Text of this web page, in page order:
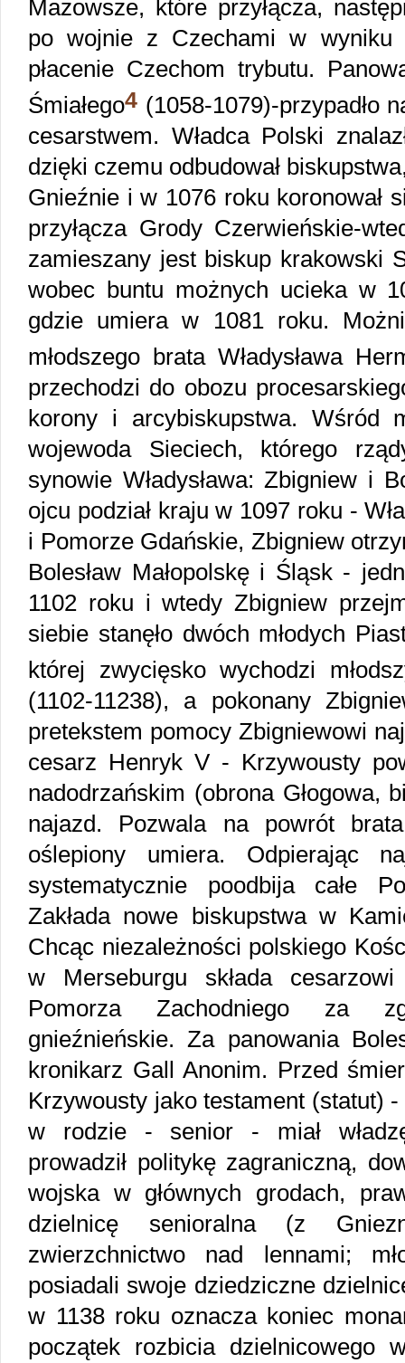
Mazowsze, które przyłącza,
po wojnie z Czechami w wyniku
płacenie Czechom trybutu.
Śmiałego4 (1058-1079)-przypadło
cesarstwem. Władca Polski
dzięki czemu odbudował
Gnieźnie i w 1076 roku koronował
przyłącza Grody Czerwieńskie-
zamieszany jest biskup krakowski
wobec buntu możnych ucieka w
gdzie umiera w 1081 roku.
młodszego brata Władysława
przechodzi do obozu
korony i arcybiskupstwa. Wśród
wojewoda Sieciech, którego
synowie Władysława: Zbigniew i
ojcu podział kraju w 1097 roku -
i Pomorze Gdańskie, Zbigniew
Bolesław Małopolskę i Śląsk -
1102 roku i wtedy Zbigniew
siebie stanęło dwóch młodych
której zwycięsko wychodzi
(1102-11238), a pokonany
pretekstem pomocy Zbigniewowi
cesarz Henryk V - Krzywousty
nadodrzańskim (obrona Głogowa,
najazd. Pozwala na powrót
oślepiony umiera. Odpierając
systematycznie poodbija całe
Zakłada nowe biskupstwa w
Chcąc niezależności polskiego
w Merseburgu składa
Pomorza Zachodniego za
gnieźnieńskie. Za panowania
kronikarz Gall Anonim. Przed
Krzywousty jako testament (statut)
w rodzie - senior - miał
prowadził politykę zagraniczną,
wojska w głównych grodach,
dzielnicę senioralna (z
zwierzchnictwo nad lennami;
posiadali swoje dziedziczne
w 1138 roku oznacza koniec
początek rozbicia dzielnicowego